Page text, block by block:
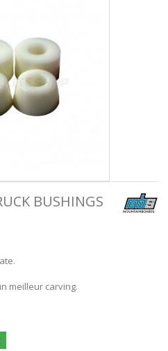
BUSHINGS
meilleur carving.